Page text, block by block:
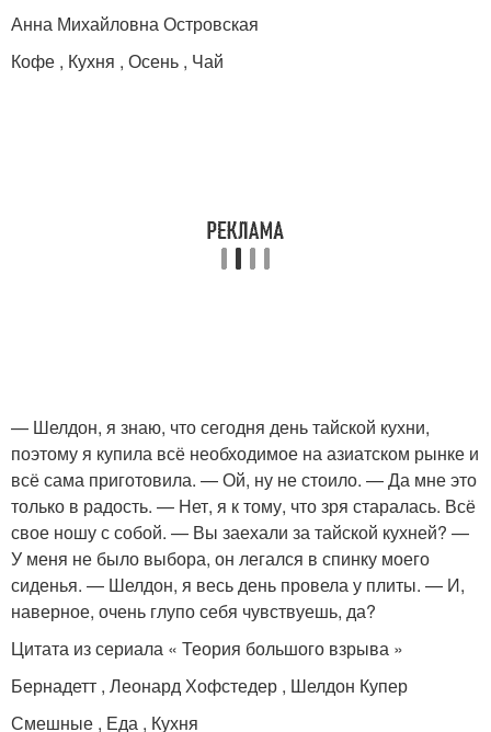
Анна Михайловна Островская
Кофе , Кухня , Осень , Чай
— Шелдон, я знаю, что сегодня день тайской кухни,
поэтому я купила всё необходимое на азиатском рынке и
всё сама приготовила. — Ой, ну не стоило. — Да мне это
только в радость. — Нет, я к тому, что зря старалась. Всё
свое ношу с собой. — Вы заехали за тайской кухней? —
У меня не было выбора, он легался в спинку моего
сиденья. — Шелдон, я весь день провела у плиты. — И,
наверное, очень глупо себя чувствуешь, да?
Цитата из сериала « Теория большого взрыва »
Бернадетт , Леонард Хофстедер , Шелдон Купер
Смешные , Еда , Кухня